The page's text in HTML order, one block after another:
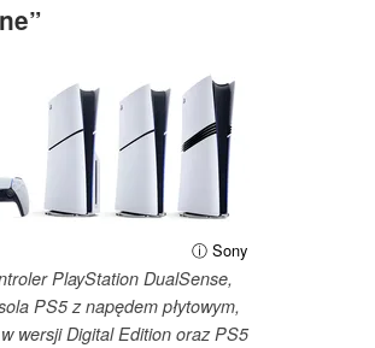
ⓘ Sony
PlayStation DualSense,
PS5 z napędem płytowym,
wersji Digital Edition oraz PS5